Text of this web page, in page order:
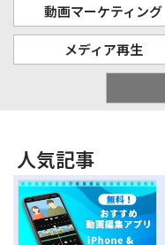
動画マーケティング
メディア再生
人気記事